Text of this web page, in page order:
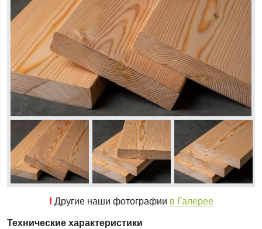
! Другие наши фотографии в Галерее
Технические характеристики